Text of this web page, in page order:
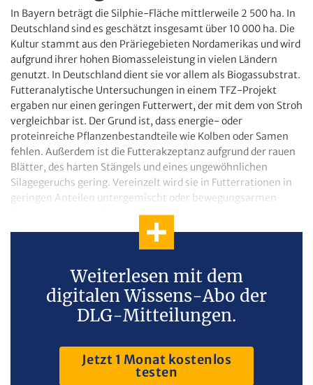
In Bayern beträgt die Silphie-Fläche mittlerweile 2 500 ha. In
Deutschland sind es geschätzt insgesamt über 10 000 ha. Die
Kultur stammt aus den Präriegebieten Nordamerikas und wird
aufgrund ihrer hohen Biomasseleistung in vielen Ländern
genutzt. In Deutschland dient sie vor allem als Biogassubstrat.
Futteranalytische Untersuchungen in einem TFZ-Projekt
ergaben nur einen geringen Futterwert, der mit dem von Stroh
vergleichbar ist. Der Grund ist, dass energie- oder
proteinreiche Pflanzenbestandteile wie Kolben oder Samen
fehlen. Außerdem ist die Futterakzeptanz aufgrund der rauen
Blätter, des harten Stängels und eines ungewöhnlichen
Silagegeruchs gering. Vereinzelt wird sie in Futterrationen in
geringen Anteilen untergemischt oder bewegungsarmen
Zootieren in getrockneter Form vorgelegt.
Weiterlesen mit dem
digitalen Wissens-Abo der
DLG-Mitteilungen.
Jetzt 1 Monat kostenlos
testen